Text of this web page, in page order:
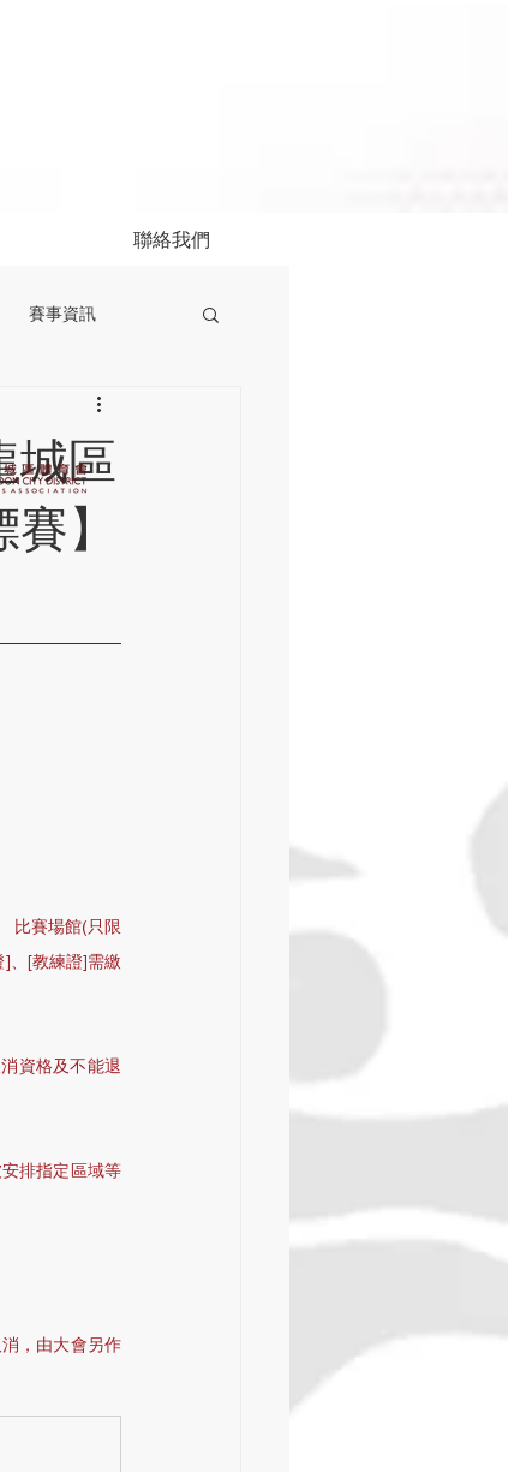
聯絡我們
賽事資訊
城區
】
比賽場館(只限
、[教練證]需繳
，由大會另作